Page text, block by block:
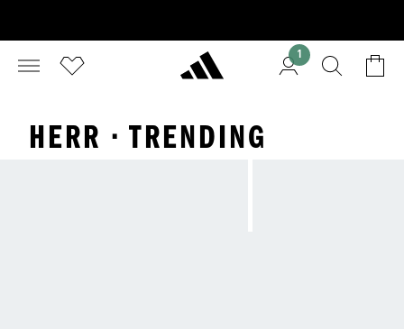
1
HERR · TRENDING